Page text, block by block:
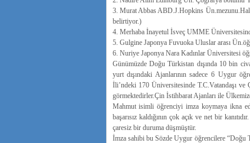
3. Murat Abbas ABD.J.Hopkins
belirtiyor.)
4. Merhaba İnayetul İsveç UMME
5. Gulgine Japonya Fuvuoka Uluslar arası
6. Nuriye Japonya Nara Kadınlar Üniversitesi
Günümüzde Doğu Türkistan dışında 10 bin
yurt dışındaki Ajanlarının sadece 6 Uygur
İli’ndeki 170 Üniversitesinde T.C.Vatandaşı
görmektedirler.Çin İstihbarat Ajanları ile
Mahmut isimli öğrenciyi imza koymaya ikna
başarısız kaldığının çok açık ve net bir
çaresiz bir duruma düşmüştür.
İmza sahibi bu Sözde Uygur öğrencilere